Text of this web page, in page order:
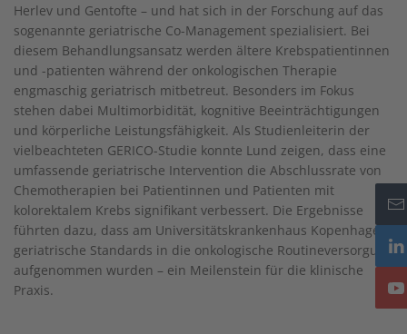
Herlev und Gentofte – und hat sich in der Forschung auf das
sogenannte geriatrische Co-Management spezialisiert. Bei
diesem Behandlungsansatz werden ältere Krebspatientinnen
und -patienten während der onkologischen Therapie
engmaschig geriatrisch mitbetreut. Besonders im Fokus
stehen dabei Multimorbidität, kognitive Beeinträchtigungen
und körperliche Leistungsfähigkeit. Als Studienleiterin der
vielbeachteten GERICO-Studie konnte Lund zeigen, dass eine
umfassende geriatrische Intervention die Abschlussrate von
Chemotherapien bei Patientinnen und Patienten mit
kolorektalem Krebs signifikant verbessert. Die Ergebnisse
führten dazu, dass am Universitätskrankenhaus Kopenhagen
geriatrische Standards in die onkologische Routineversorgung
aufgenommen wurden – ein Meilenstein für die klinische
Praxis.